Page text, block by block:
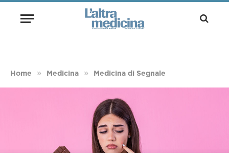
Home » Medicina » Medicina di Segnale